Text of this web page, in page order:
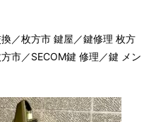
／枚方市 鍵屋／鍵修理 枚方
市／SECOM鍵 修理／鍵 メン